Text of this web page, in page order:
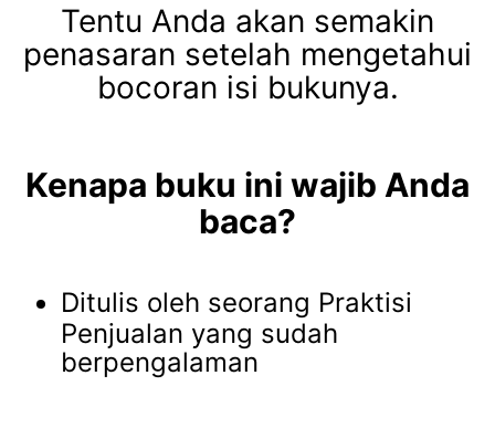
Tentu Anda akan semakin
penasaran setelah mengetahui
bocoran isi bukunya.
Kenapa buku ini wajib Anda
baca?
Ditulis oleh seorang Praktisi
Penjualan yang sudah
berpengalaman